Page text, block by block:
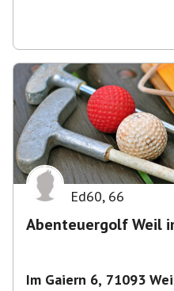
Ed60, 66
Im Gaiern 6, 71093